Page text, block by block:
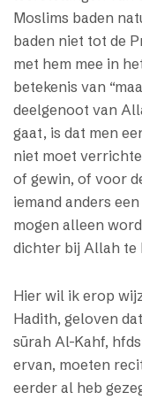
Moslims baden
baden niet tot de
met hem mee in
betekenis van
deelgenoot van
gaat, is dat men
niet moet
of gewin, of voor
iemand anders
mogen alleen
dichter bij Allah te
Hier wil ik erop
Hadith, geloven
sūrah Al-Kahf,
ervan, moeten
eerder al heb